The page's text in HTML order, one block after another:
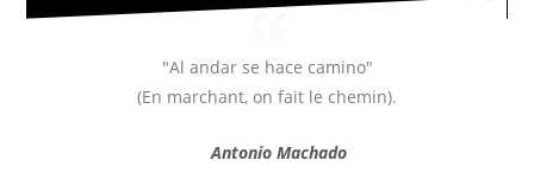
"Al andar se hace camino"
(En marchant, on fait le chemin).
Antonio Machado